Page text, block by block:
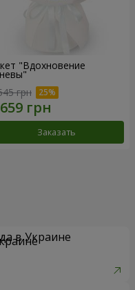
"Вдохновение
грн
Заказать
в Украине